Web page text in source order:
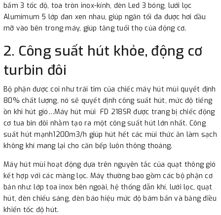
bấm 3 tốc độ, toa tròn inox-kính, đèn Led 3 bóng, lưới lọc
Alumimum 5 lớp đan xen nhau, giúp ngăn tối đa được hơi dầu
mỡ vào bên trong máy, giúp tăng tuổi thọ của động cơ.
2. Công suất hút khỏe, động cơ
turbin đôi
Bộ phận được coi như trái tim của chiếc máy hút mùi quyết định
80% chất lượng, nó sẽ quyết định công suất hút, mức độ tiếng
ồn khi hút gió…Máy hút mùi FD 218SR được trang bị chiếc động
cơ tua bin đôi nhằm tạo ra một công suất hút lớn nhất. Công
suất hút mạnh1200m3/h giúp hút hết các mùi thức ăn làm sạch
không khí mang lại cho căn bếp luôn thông thoáng.
Máy hút mùi hoạt động dựa trên nguyên tắc của quạt thông gió
kết hợp với các màng lọc. Máy thường bao gồm các bộ phận cơ
bản như: lớp toa inox bên ngoài, hệ thống dẫn khí, lưới lọc, quạt
hút, đèn chiếu sáng, đèn báo hiệu mức độ bám bẩn và bảng điều
khiển tốc độ hút.